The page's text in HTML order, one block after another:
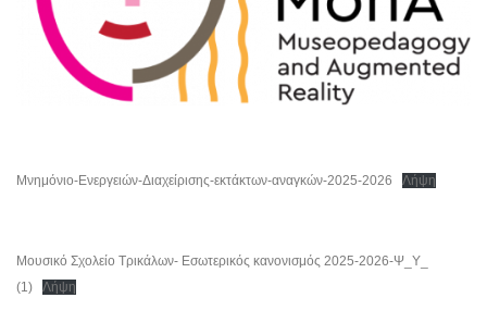
Μνημόνιο-Ενεργειών-Διαχείρισης-εκτάκτων-αναγκών-2025-2026 Λήψη
Μουσικό Σχολείο Τρικάλων- Εσωτερικός κανονισμός 2025-2026-Ψ_Υ_
(1)
Λήψη